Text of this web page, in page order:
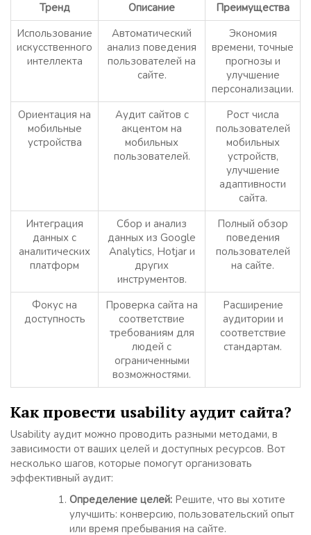
Тренд
Описание
Преимущества
Использование
искусственного
интеллекта
Автоматический
анализ поведения
пользователей на
сайте.
Экономия
времени, точные
прогнозы и
улучшение
персонализации.
Ориентация на
мобильные
устройства
Аудит сайтов с
акцентом на
мобильных
пользователей.
Рост числа
пользователей
мобильных
устройств,
улучшение
адаптивности
сайта.
Интеграция
данных с
аналитических
платформ
Сбор и анализ
данных из Google
Analytics, Hotjar и
других
инструментов.
Полный обзор
поведения
пользователей
на сайте.
Фокус на
доступность
Проверка сайта на
соответствие
требованиям для
людей с
ограниченными
возможностями.
Расширение
аудитории и
соответствие
стандартам.
Как провести usability аудит сайта?
Usability аудит можно проводить разными методами, в
зависимости от ваших целей и доступных ресурсов. Вот
несколько шагов, которые помогут организовать
эффективный аудит:
Определение целей: Решите, что вы хотите
улучшить: конверсию, пользовательский опыт
или время пребывания на сайте.